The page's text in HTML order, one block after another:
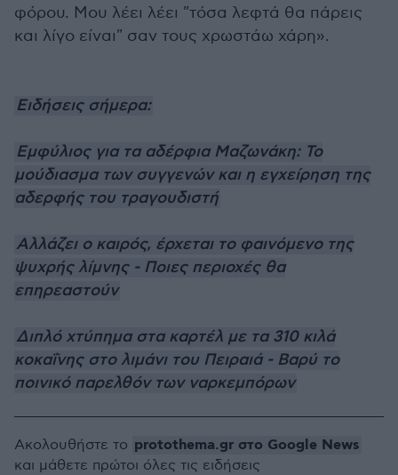
φόρου. Μου λέει λέει "τόσα λεφτά θα πάρεις
και λίγο είναι" σαν τους χρωστάω χάρη».
Ειδήσεις σήμερα:
Εμφύλιος για τα αδέρφια Μαζωνάκη: Το
μούδιασμα των συγγενών και η εγχείρηση της
αδερφής του τραγουδιστή
Αλλάζει ο καιρός, έρχεται το φαινόμενο της
ψυχρής λίμνης - Ποιες περιοχές θα
επηρεαστούν
Διπλό χτύπημα στα καρτέλ με τα 310 κιλά
κοκαΐνης στο λιμάνι του Πειραιά - Βαρύ το
ποινικό παρελθόν των ναρκεμπόρων
Ακολουθήστε το protothema.gr στο Google News
και μάθετε πρώτοι όλες τις ειδήσεις